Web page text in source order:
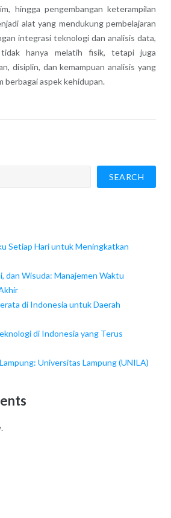
hingga pengembangan keterampilan
alat yang mendukung pembelajaran
integrasi teknologi dan analisis data,
tidak hanya melatih fisik, tetapi juga
disiplin, dan kemampuan analisis yang
berbagai aspek kehidupan.
SEARCH
Setiap Hari untuk Meningkatkan
dan Wisuda: Manajemen Waktu
di Indonesia untuk Daerah
di Indonesia yang Terus
Universitas Lampung (UNILA)